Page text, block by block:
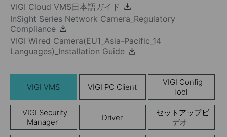
VIGI Cloud VMS日本語ガイド
InSight Series Network Camera_Regulatory
Compliance
VIGI Wired Camera(EU1_Asia-Pacific_14
Languages)_Installation Guide
VIGI VMS VIGI PC Client
VIGI Config
Tool
VIGI Security
Manager
Driver
セットアップビ
デオ